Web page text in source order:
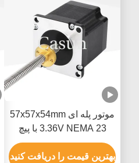
موتور پله ای 57x57x54mm
3.36V NEMA 23 با پیچ
سربی برای دستگاه حکاکی
بهترین قیمت را دریافت کنید